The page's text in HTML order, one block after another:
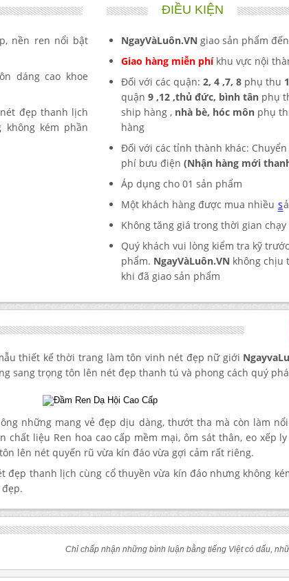
nền ren nổi bật
dáng cao khoe
đẹp thanh lịch
kém phần
ĐIỀU KIỆN
NgayVàLuôn.VN giao sản phẩm
Giao hàng miễn phíkhu vực nội
Đối với các quận: 2, 4 ,7, 8 phụ thu
quận 9 ,12 ,thủ đức, bình tân phụ
ship hàng , nhà bè, hóc môn phụ
hàng
Đối với các tỉnh thành khác:
phí bưu điện (Nhận hàng mới
Áp dụng cho 01 sản phẩm
Một khách hàng được mua nhiều s
Không tăng giá trong thời gian chạy
Quý khách vui lòng kiểm tra kỹ
phẩm. NgayVàLuôn.VN không chịu
khi đã giao sản phẩm
thiết kế thời trang làm tôn vinh nét đẹp nữ giới
sang trọng tôn lên nét đẹp thanh tú và phong cách quý
những mang vẻ đẹp dịu dàng, thướt tha mà còn làm
liệu Ren hoa cao cấp mềm mại, ôm sát thân, eo xếp
lên nét quyến rũ vừa kín đáo vừa gợi cảm rất riêng.
đẹp thanh lịch cùng cổ thuyền vừa kín đáo nhưng không
Chỉ chấp nhận những bình luận bằng tiếng Việt có dấu,